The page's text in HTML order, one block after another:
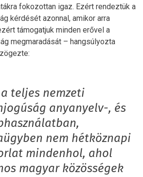
fokozottan igaz. Ezért rendeztük a
kérdését azonnal, amikor arra
támogatjuk minden erővel a
megmaradását – hangsúlyozta
teljes nemzeti
anyanyelv-, és
nem hétköznapi
mindenhol, ahol
magyar közösségek